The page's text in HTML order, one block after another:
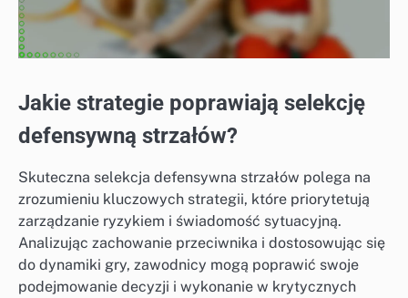
Jakie strategie poprawiają selekcję
defensywną strzałów?
Skuteczna selekcja defensywna strzałów polega na
zrozumieniu kluczowych strategii, które priorytetują
zarządzanie ryzykiem i świadomość sytuacyjną.
Analizując zachowanie przeciwnika i dostosowując się
do dynamiki gry, zawodnicy mogą poprawić swoje
podejmowanie decyzji i wykonanie w krytycznych